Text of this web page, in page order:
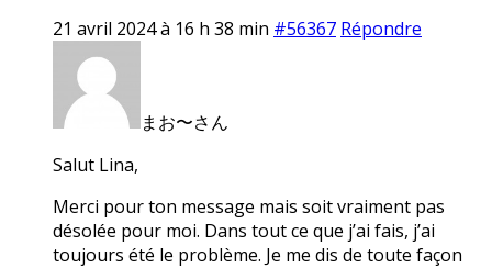
21 avril 2024 à 16 h 38 min #56367 Répondre
まお〜さん
Salut Lina,
Merci pour ton message mais soit vraiment pas
désolée pour moi. Dans tout ce que j’ai fais, j’ai
toujours été le problème. Je me dis de toute façon